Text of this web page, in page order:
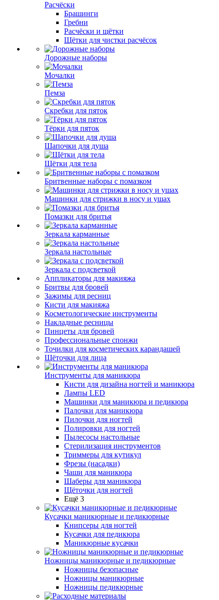
Расчёски
Брашинги
Гребни
Расчёски и щётки
Щётки для чистки расчёсок
Дорожные наборы
Мочалки
Пемза
Скребки для пяток
Тёрки для пяток
Шапочки для душа
Щётки для тела
Бритвенные наборы с помазком
Машинки для стрижки в носу и ушах
Помазки для бритья
Зеркала карманные
Зеркала настольные
Зеркала с подсветкой
Аппликаторы для макияжа
Бритвы для бровей
Зажимы для ресниц
Кисти для макияжа
Косметологические инструменты
Накладные ресницы
Пинцеты для бровей
Профессиональные спонжи
Точилки для косметических карандашей
Щёточки для лица
Инструменты для маникюра
Кисти для дизайна ногтей и маникюра
Лампы LED
Машинки для маникюра и педикюра
Палочки для маникюра
Пилочки для ногтей
Полировки для ногтей
Пылесосы настольные
Стерилизация инструментов
Триммеры для кутикул
Фрезы (насадки)
Чаши для маникюра
Шаберы для маникюра
Щёточки для ногтей
Ещё 3
Кусачки маникюрные и педикюрные
Книпсеры для ногтей
Кусачки для педикюра
Маникюрные кусачки
Ножницы маникюрные и педикюрные
Ножницы безопасные
Ножницы маникюрные
Ножницы педикюрные